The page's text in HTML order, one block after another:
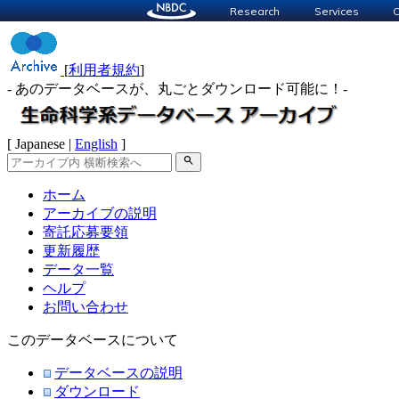
Research Services
[利用者規約]
- あのデータベースが、丸ごとダウンロード可能に！-
[ Japanese | English ]
search
ホーム
アーカイブの説明
寄託応募要領
更新履歴
データ一覧
ヘルプ
お問い合わせ
このデータベースについて
データベースの説明
ダウンロード